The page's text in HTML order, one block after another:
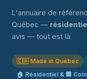
L'annuaire de
Québec —
avis — tout est là.
🇨🇦 Made in Québec
🏠 Résidentiel & 🏢